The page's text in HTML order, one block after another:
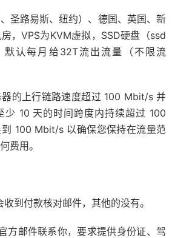
圣路易斯、纽约）、德国、英国、新
，VPS为KVM虚拟，SSD硬盘（ssd
默认每月给32T流出流量（不限流
的上行链路速度超过 100 Mbit/s 并
少 10 天的时间跨度内持续超过 100
100 Mbit/s 以确保您保持在流量范
费用。
到付款核对邮件，其他的没有。
方邮件联系你，要求提供身份证、驾